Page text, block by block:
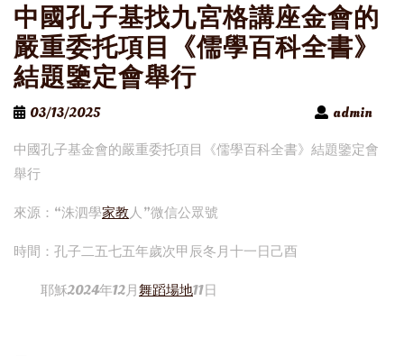
中國孔子基找九宮格講座金會的
嚴重委托項目《儒學百科全書》
結題鑒定會舉行
03/13/2025
admin
中國孔子基金會的嚴重委托項目《儒學百科全書》結題鑒定會
舉行
來源：“洙泗學家教人”微信公眾號
時間：孔子二五七五年歲次甲辰冬月十一日己酉
耶穌2024年12月舞蹈場地11日